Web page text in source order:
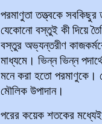
পরমাণুতা তত্ত্বকে
যেকোনো বস্তুই কী দিয়ে
বস্তুর অভ্যন্তরীণ
মাধ্যমে। ভিন্ন ভিন্ন
মনে করা হতো পরমাণুকে।
মৌলিক উপাদান।
পরের কয়েক শতকের মধ্যেই